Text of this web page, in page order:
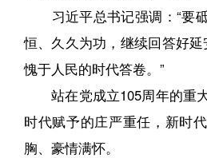
习近平总书记强调：“要
恒、久久为功，继续回答好延
愧于人民的时代答卷。”
站在党成立105周年的重
时代赋予的庄严重任，新时
胸、豪情满怀。